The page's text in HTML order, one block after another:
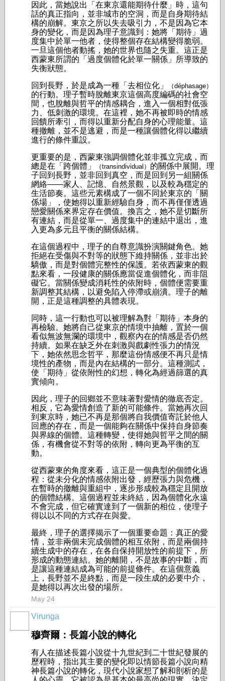
因此，當她說出「在東京還能期待什麼」時，這句
話的真正指向，並非城市的空洞，而是自身期待結
構的崩解。東京之所以失去吸引力，不是因為它本
身的變化，而是因為理子意識到：她將「期待」過
度集中於單一他者，使得整個存在結構變得脆弱。
一旦這個他者動搖，她的世界也隨之失重。這正是
西蒙東所謂的「過度個體化於單一關係」所導致的
失衡狀態。
回到長野，於是成為一種「去相位化」
（déphasage）
的行動。理子暫時脫離東京這個高度編碼的社會空
間，也脫離與哲平的情感耦合，進入一個相對低張
力、低刺激的環境。在這裡，她不再被即時的情感
回饋所牽引，而得以重新分配自身的心理能量。這
種撤離，並不是逃避，而是一種讓個體化得以繼續
進行的條件重設。
更重要的是，西蒙東強調個體化並非孤立完成，而
總是在「跨個體」
（transindividual） 的關係中展開。理
子回到長野，並非回到真空，而是回到另一組關係
網絡——家人、記憶、自然景觀，以及較為穩定的
生活節奏。這些元素構成了一個不同於東京的「關
係場」，使她得以重新經驗自身，而不再僅僅透過
戀愛關係來界定存在價值。換言之，她不是切斷所
有連結，而是從單一、過度集中的連結中退出，進
入更為多元且平衡的關係結構。
在這個過程中，理子的自尊意識扮演關鍵角色。她
拒絕在受傷與不對等的狀態下維持關係，並非出於
驕傲，而是對個體完整性的保護。若依西蒙東的觀
點來看，一段健康的關係應當促進個體化，而非阻
礙它。當關係變成消耗性的依附時，個體便需要重
新調整其結構，以避免陷入停滯或崩潰。理子的離
開，正是這種調整的具體表現。
同時，這一行動也可以被理解為對「期待」本身的
再檢驗。她將自己從東京的情境中抽離，置於一個
看似無波無瀾的環境中，觀察內在的情感是否仍然
持續。如果在缺乏外在刺激與戲劇性張力的情況
下，她依然思念哲平，那麼這份情感便不再只是情
境性的產物，而是內在結構的一部分。這種測試，
使「期待」從依附性的幻想，轉化為經過篩選的真
實傾向。
因此，理子的回鄉並不意味著對愛情的徹底否定。
相反，它為愛情創造了新的可能條件。當她再次回
到東京時，她已不再是那個將自我價值寄託於他人
回應的存在，而是一個能夠在關係中保持自身節奏
與界線的個體。這種轉變，使得她與哲平之間的關
係，有機會從不對等的依附，轉向更為平衡的互
動。
從西蒙東的角度來看，這正是一個典型的個體化過
程：從未分化的情感依附出發，經歷張力與危機，
在暫時的撤離與重組中，逐步形成較為穩定且開放
的個體結構。這個過程並未終結，因為個體化永遠
不會完成，但它確實達到了一個新的相位，使理子
得以以不同的方式存在與愛。
最終，理子的選擇揭示了一個重要命題：真正的愛
情，並非兩個未完成個體的相互依附，而是兩個持
續生成中的存在，在各自保持開放性的前提下，所
形成的動態連結。她的離開，不是故事的中斷，而
是讓這種連結成為可能的前提條件。在這個意義
上，長野並不是終點，而是一段生成的必要中介，
是她得以再次出發的場所。
May 24
Virunga
穆齊爾：長篇小說的轉化
有人在描述長篇小說從十九世紀到二十世紀發展的
歷程時，指出其主要的變化即以情節長篇小說向精
神長篇小說的轉化，現代小說家想了解和剖析的是